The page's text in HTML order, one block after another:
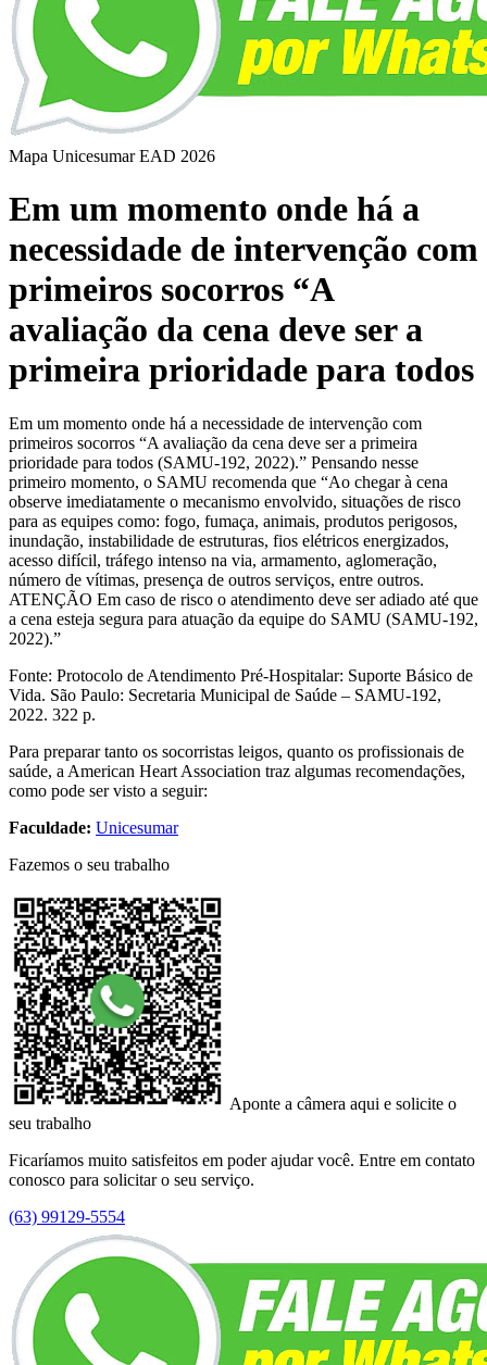
Mapa Unicesumar EAD 2026
Em um momento onde há a
necessidade de intervenção com
primeiros socorros “A
avaliação da cena deve ser a
primeira prioridade para todos
Em um momento onde há a necessidade de intervenção com
primeiros socorros “A avaliação da cena deve ser a primeira
prioridade para todos (SAMU-192, 2022).” Pensando nesse
primeiro momento, o SAMU recomenda que “Ao chegar à cena
observe imediatamente o mecanismo envolvido, situações de risco
para as equipes como: fogo, fumaça, animais, produtos perigosos,
inundação, instabilidade de estruturas, fios elétricos energizados,
acesso difícil, tráfego intenso na via, armamento, aglomeração,
número de vítimas, presença de outros serviços, entre outros.
ATENÇÃO Em caso de risco o atendimento deve ser adiado até que
a cena esteja segura para atuação da equipe do SAMU (SAMU-192,
2022).”
Fonte: Protocolo de Atendimento Pré-Hospitalar: Suporte Básico de
Vida. São Paulo: Secretaria Municipal de Saúde – SAMU-192,
2022. 322 p.
Para preparar tanto os socorristas leigos, quanto os profissionais de
saúde, a American Heart Association traz algumas recomendações,
como pode ser visto a seguir:
Faculdade: Unicesumar
Fazemos o seu trabalho
Aponte a câmera aqui e solicite o
seu trabalho
Ficaríamos muito satisfeitos em poder ajudar você. Entre em contato
conosco para solicitar o seu serviço.
(63) 99129-5554